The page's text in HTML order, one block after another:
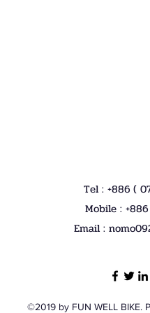
Tel : +886 (
Mobile :
Email :
©2019 by FUN WELL BIKE.